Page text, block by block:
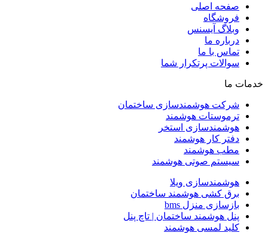
صفحه اصلی
فروشگاه
وبلاگ آیسنس
درباره ما
تماس با ما
سوالات پرتکرار شما
خدمات ما
شرکت هوشمندسازی ساختمان
ترموستات هوشمند
هوشمندسازی استخر
دفتر کار هوشمند
مطب هوشمند
سیستم صوتی هوشمند
هوشمندسازی ویلا
برق کشی هوشمند ساختمان
بازسازی منزل bms
پنل هوشمند ساختمان | تاچ پنل
کلید لمسی هوشمند